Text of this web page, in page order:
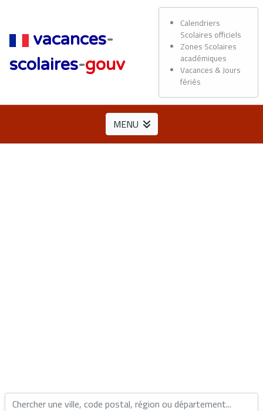
vacances-
scolaires-gouv
Calendriers
Scolaires officiels
Zones Scolaires
académiques
Vacances & Jours
fériés
MENU